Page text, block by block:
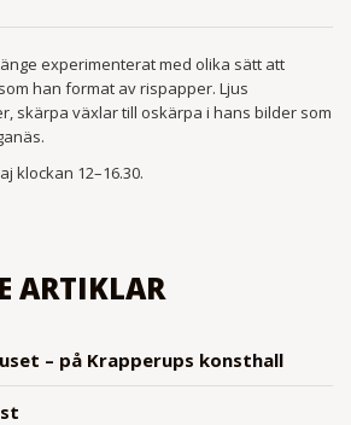
experimenterat med olika sätt att
han format av rispapper. Ljus
skärpa växlar till oskärpa i hans bilder som
klockan 12–16.30.
ARTIKLAR
– på Krapperups konsthall